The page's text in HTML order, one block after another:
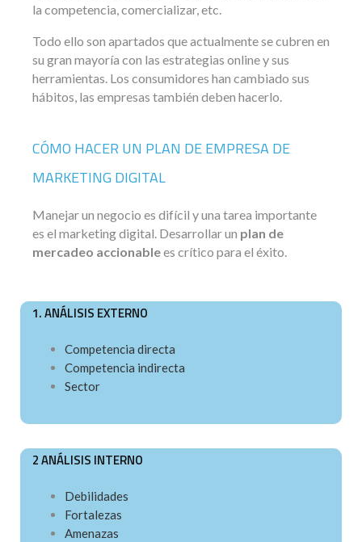
la competencia, comercializar, etc.
Todo ello son apartados que actualmente se cubren en
su gran mayoría con las estrategias online y sus
herramientas. Los consumidores han cambiado sus
hábitos, las empresas también deben hacerlo.
CÓMO HACER UN PLAN DE EMPRESA DE
MARKETING DIGITAL
Manejar un negocio es difícil y una tarea importante
es el marketing digital. Desarrollar un plan de
mercadeo accionablees crítico para el éxito.
1. ANÁLISIS EXTERNO
Competencia directa
Competencia indirecta
Sector
2 ANÁLISIS INTERNO
Debilidades
Fortalezas
Amenazas